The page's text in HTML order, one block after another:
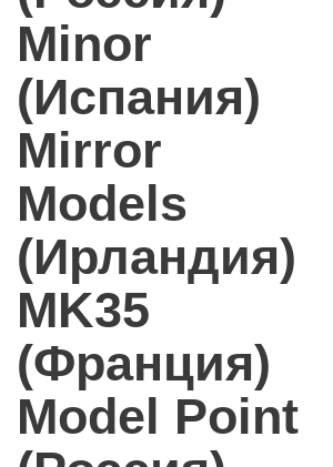
Minor
(Испания)
Mirror
Models
(Ирландия)
MK35
(Франция)
Model Point